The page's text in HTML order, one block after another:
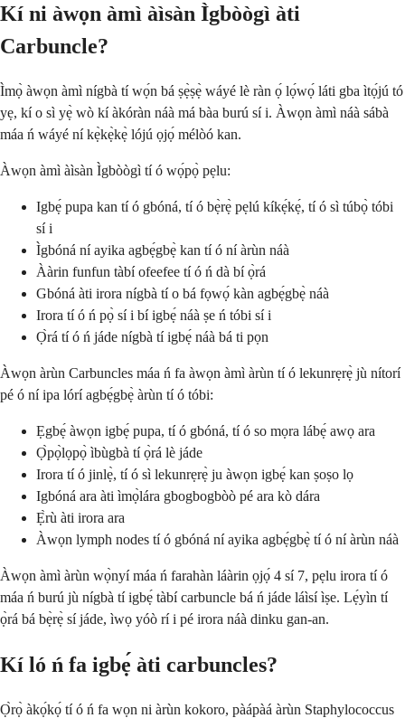
Kí ni àwọn àmì àìsàn Ìgbòògì àti
Carbuncle?
Ìmọ̀ àwọn àmì nígbà tí wọ́n bá ṣẹ̀ṣẹ̀ wáyé lè ràn ọ́ lọ́wọ́ láti gba ìtọ́jú tó
yẹ, kí o sì yẹ̀ wò kí àkóràn náà má bàa burú sí i. Àwọn àmì náà sábà
máa ń wáyé ní kẹ̀kẹ̀kẹ̀ lójú ọjọ́ mélòó kan.
Àwọn àmì àìsàn Ìgbòògì tí ó wọ́pọ̀ pẹlu:
Igbẹ́ pupa kan tí ó gbóná, tí ó bẹ̀rẹ̀ pẹlú kíkẹ́kẹ́, tí ó sì túbọ̀ tóbi
sí i
Ìgbóná ní ayika agbẹ́gbẹ̀ kan tí ó ní àrùn náà
Ààrin funfun tàbí ofeefee tí ó ń dà bí ọ̀rá
Gbóná àti irora nígbà tí o bá fọwọ́ kàn agbẹ́gbẹ̀ náà
Irora tí ó ń pọ̀ sí i bí igbẹ́ náà ṣe ń tóbi sí i
Ọ̀rá tí ó ń jáde nígbà tí igbẹ́ náà bá ti pọn
Àwọn àrùn Carbuncles máa ń fa àwọn àmì àrùn tí ó lekunrẹrẹ̀ jù nítorí
pé ó ní ipa lórí agbẹ́gbẹ̀ àrùn tí ó tóbi:
Ẹgbẹ́ àwọn igbẹ́ pupa, tí ó gbóná, tí ó so mọra lábẹ́ awọ ara
Ọ̀pọ̀lọpọ̀ ìbùgbà tí ọ̀rá lè jáde
Irora tí ó jinlẹ̀, tí ó sì lekunrẹrẹ̀ ju àwọn igbẹ́ kan ṣoṣo lọ
Igbóná ara àti ìmọ̀lára gbogbogbòò pé ara kò dára
Ẹ̀rù àti irora ara
Àwọn lymph nodes tí ó gbóná ní ayika agbẹ́gbẹ̀ tí ó ní àrùn náà
Àwọn àmì àrùn wọ̀nyí máa ń farahàn láàrin ọjọ́ 4 sí 7, pẹlu irora tí ó
máa ń burú jù nígbà tí igbẹ́ tàbí carbuncle bá ń jáde láìsí ìṣe. Lẹ́yìn tí
ọ̀rá bá bẹ̀rẹ̀ sí jáde, ìwọ yóò rí i pé irora náà dinku gan-an.
Kí ló ń fa igbẹ́ àti carbuncles?
Ọ̀rọ̀ àkọ́kọ́ tí ó ń fa wọn ni àrùn kokoro, pàápàá àrùn Staphylococcus